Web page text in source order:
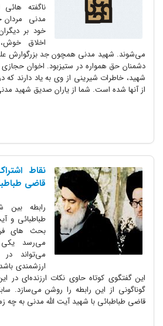
ناگفته هائی
مدنی مردان
خود بر دیگران
اخلاق خوش،
می‌شوند. شهید مدنی همچون جد بزرگوارش علی(ع)
دشمنان حق همواره در ستیزبود. اخوان حجازی
شهید، خاطرات شیرینی از وی به یاد دارند که
از آنها شده است. شما از یاران صدیق شهید
نقاط
قاضی
رابطه بین
طباطبائی و
بحث های
می‌رسد یکی
می‌تواند در
ارزشمندی
این گفتگوی کوتاه حاوی نکات ارزنده‌ای در
گوناگونی از این رابطه را روشن می‌سازد.
قاضی طباطبائی با شهید آیت الله مدنی به چه